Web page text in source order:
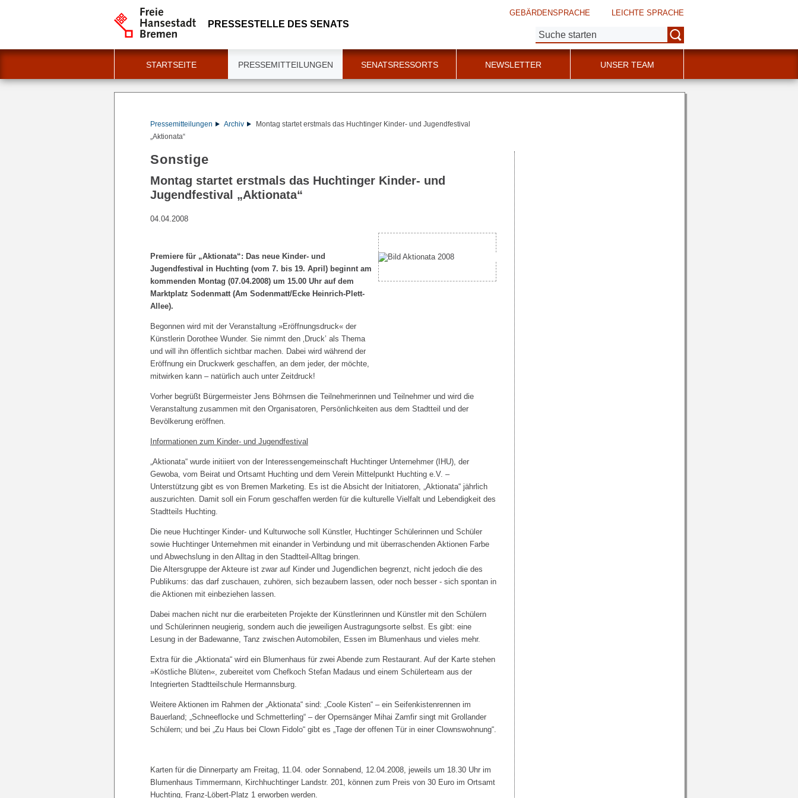
PRESSESTELLE DES SENATS
GEBÄRDENSPRACHE LEICHTE SPRACHE
Suche:
STARTSEITE PRESSEMITTEILUNGEN SENATSRESSORTS NEWSLETTER UNSER TEAM
Pressemitteilungen Archiv
Montag startet erstmals das Huchtinger Kinder- und Jugendfestival
„Aktionata“
Sonstige
Montag startet erstmals das Huchtinger Kinder- und
Jugendfestival „Aktionata“
04.04.2008
Premiere für „Aktionata“: Das neue Kinder- und
Jugendfestival in Huchting (vom 7. bis 19. April) beginnt am
kommenden Montag (07.04.2008) um 15.00 Uhr auf dem
Marktplatz Sodenmatt (Am Sodenmatt/Ecke Heinrich-Plett-
Allee).
Begonnen wird mit der Veranstaltung »Eröffnungsdruck« der
Künstlerin Dorothee Wunder. Sie nimmt den ‚Druck’ als Thema
und will ihn öffentlich sichtbar machen. Dabei wird während der
Eröffnung ein Druckwerk geschaffen, an dem jeder, der möchte,
mitwirken kann – natürlich auch unter Zeitdruck!
Vorher begrüßt Bürgermeister Jens Böhrnsen die Teilnehmerinnen und Teilnehmer und wird die
Veranstaltung zusammen mit den Organisatoren, Persönlichkeiten aus dem Stadtteil und der
Bevölkerung eröffnen.
Informationen zum Kinder- und Jugendfestival
„Aktionata“ wurde initiiert von der Interessengemeinschaft Huchtinger Unternehmer (IHU), der
Gewoba, vom Beirat und Ortsamt Huchting und dem Verein Mittelpunkt Huchting e.V. –
Unterstützung gibt es von Bremen Marketing. Es ist die Absicht der Initiatoren, „Aktionata“ jährlich
auszurichten. Damit soll ein Forum geschaffen werden für die kulturelle Vielfalt und Lebendigkeit des
Stadtteils Huchting.
Die neue Huchtinger Kinder- und Kulturwoche soll Künstler, Huchtinger Schülerinnen und Schüler
sowie Huchtinger Unternehmen mit einander in Verbindung und mit überraschenden Aktionen Farbe
und Abwechslung in den Alltag in den Stadtteil-Alltag bringen.
Die Altersgruppe der Akteure ist zwar auf Kinder und Jugendlichen begrenzt, nicht jedoch die des
Publikums: das darf zuschauen, zuhören, sich bezaubern lassen, oder noch besser - sich spontan in
die Aktionen mit einbeziehen lassen.
Dabei machen nicht nur die erarbeiteten Projekte der Künstlerinnen und Künstler mit den Schülern
und Schülerinnen neugierig, sondern auch die jeweiligen Austragungsorte selbst. Es gibt: eine
Lesung in der Badewanne, Tanz zwischen Automobilen, Essen im Blumenhaus und vieles mehr.
Extra für die „Aktionata“ wird ein Blumenhaus für zwei Abende zum Restaurant. Auf der Karte stehen
»Köstliche Blüten«, zubereitet vom Chefkoch Stefan Madaus und einem Schülerteam aus der
Integrierten Stadtteilschule Hermannsburg.
Weitere Aktionen im Rahmen der „Aktionata“ sind: „Coole Kisten“ – ein Seifenkistenrennen im
Bauerland; „Schneeflocke und Schmetterling“ – der Opernsänger Mihai Zamfir singt mit Grollander
Schülern; und bei „Zu Haus bei Clown Fidolo“ gibt es „Tage der offenen Tür in einer Clownswohnung“.
Karten für die Dinnerparty am Freitag, 11.04. oder Sonnabend, 12.04.2008, jeweils um 18.30 Uhr im
Blumenhaus Timmermann, Kirchhuchtinger Landstr. 201, können zum Preis von 30 Euro im Ortsamt
Huchting, Franz-Löbert-Platz 1 erworben werden.